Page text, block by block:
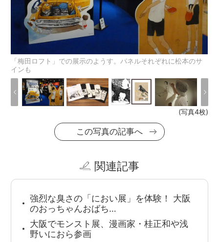
「梅田ロフト」での展示のようす。パネルそれぞれに松本のサ
インも
(写真4枚)
この写真の記事へ
関連記事
強烈な臭さの「におい展」を体験！ 大阪
のおっちゃんおばち…
大阪でモンスト展、漫画家・桂正和や浅
野いにおら参画